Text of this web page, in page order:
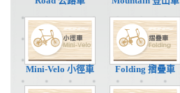
Mini-Velo 小徑車 Folding 摺疊車